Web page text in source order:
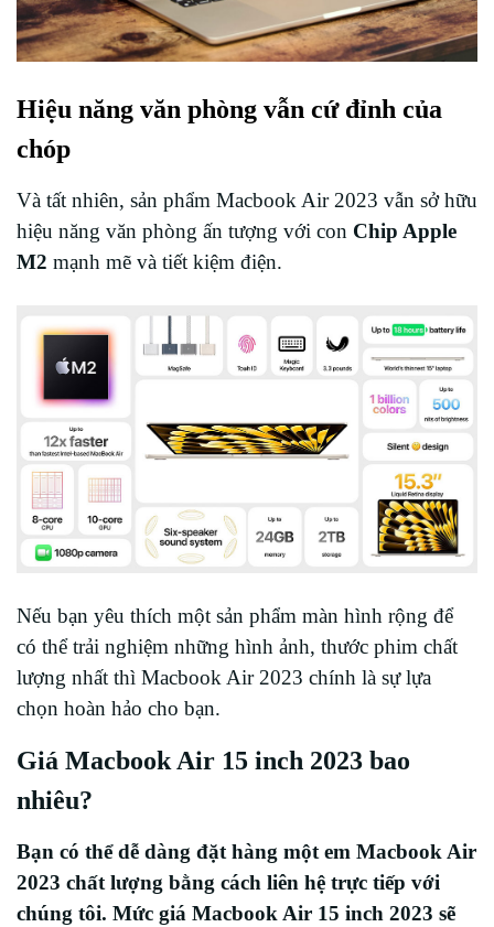
Hiệu năng văn phòng vẫn cứ đỉnh của
chóp
Và tất nhiên, sản phẩm Macbook Air 2023 vẫn sở hữu
hiệu năng văn phòng ấn tượng với con Chip Apple
M2 mạnh mẽ và tiết kiệm điện.
Nếu bạn yêu thích một sản phẩm màn hình rộng để
có thể trải nghiệm những hình ảnh, thước phim chất
lượng nhất thì Macbook Air 2023 chính là sự lựa
chọn hoàn hảo cho bạn.
Giá Macbook Air 15 inch 2023 bao
nhiêu?
Bạn có thể dễ dàng đặt hàng một em Macbook Air
2023 chất lượng bằng cách liên hệ trực tiếp với
chúng tôi. Mức giá Macbook Air 15 inch 2023 sẽ